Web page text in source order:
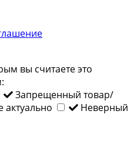
вы считаете это
Запрещенный товар/
Неверный